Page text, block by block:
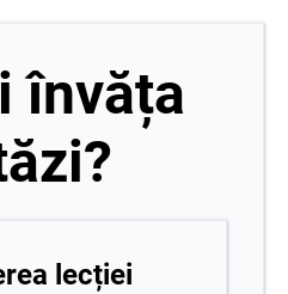
învăța
lecției